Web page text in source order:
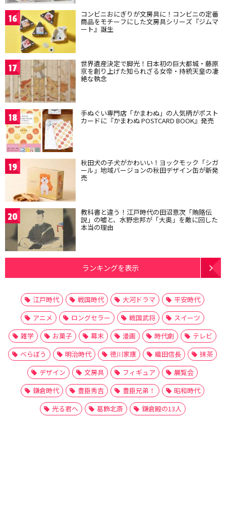
16 コンビニおにぎりが文房具に！コンビニの定番
商品をモチーフにした文房具シリーズ『ジムマ
ート』誕生
17 世界遺産決定で脚光！日本初の巨大都城・藤原
京を創り上げた知られざる女帝・持統天皇の凄
絶な執念
18 手ぬぐい専門店「かまわぬ」の人気柄がポスト
カードに『かまわぬ POSTCARD BOOK』発売
19 秋田犬の子犬がかわいい！ヨックモック「シガ
ール」地域バージョンの秋田デザイン缶が新発
売
20 教科書と違う！江戸時代の田沼意次「賄賂伝
説」の嘘と、水野忠邦が「大奥」を敵に回した
本当の理由
ランキングを表示
江戸時代 戦国時代 大河ドラマ
平安時代
アニメ
ロングセラー 戦国武将
スイーツ
雑学
お菓子 幕末 漫画 時代劇
テレビ
べらぼう
明治時代 徳川家康 織田信長
抹茶
デザイン
文房具 フィギュア
展覧会
鎌倉時代
豊臣秀吉 豊臣兄弟！
昭和時代
光る君へ
葛飾北斎 鎌倉殿の13人